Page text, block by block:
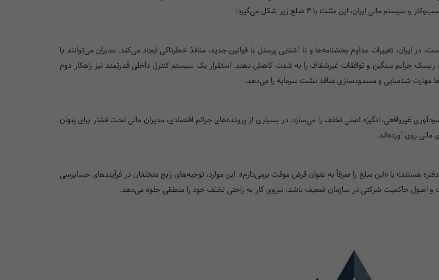
ایران، این مثلث با 3 ضلع زیر شکل می‌گیرد:
ایران، تغییرات مداوم بخشنامه‌ها و نا آشنایی پرسنل با قوانین جدید، منافذ خطرناکی ایجاد می‌کند. مدیران می‌توانند با
، ریسک جرایم سنگین و توافقات غیرشفاف را به شدت کاهش دهند. استقرار یک سیستم کنترل داخلی قدرتمند نیز راهکار دوم
مهارت شناسایی و مسدودسازی منافذ نشت سرمایه را می‌دهد.
غیرواقعی، انگیزه اصلی تخلف را می‌سازد. در بسیاری از پرونده‌های جرائم اقتصادی، مدیران مالی تحت فشار برای پنهان
روی آورده‌اند.
هستند» یا «این مبلغ را صرفاً به عنوان قرض موقت برمی‌دارم». این موارد، توجیه‌های رایج متخلفان در فرآیندهای حسابرسی
حاکمیت شرکتی در سازمان ضعیف باشد، نیروی کار به راحتی تخلف خود را منطقی جلوه می‌دهد.